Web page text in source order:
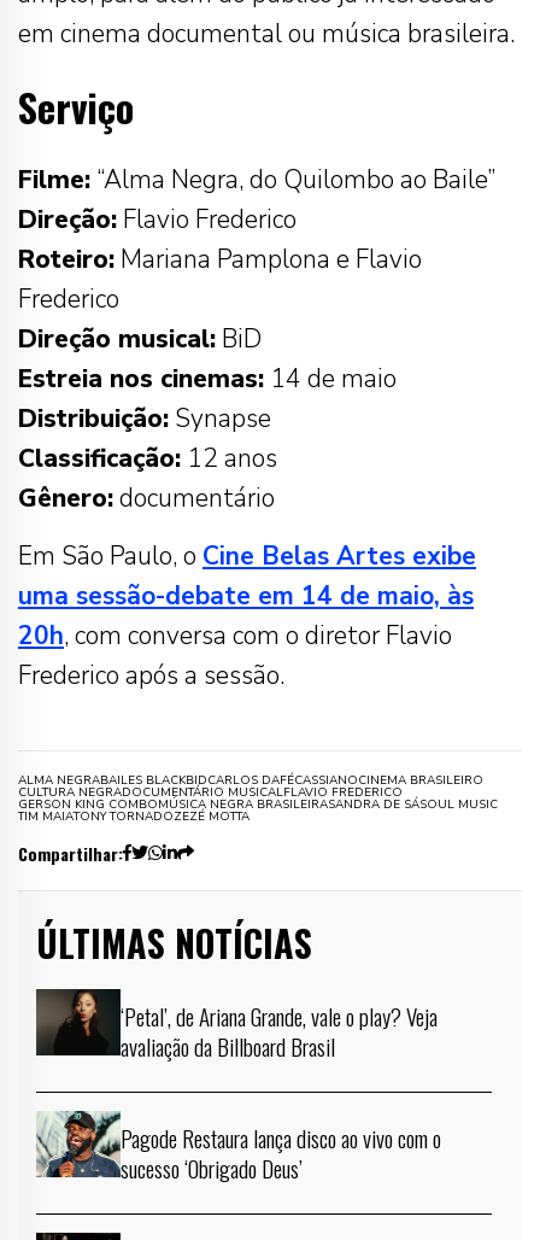
em cinema documental ou música brasileira.
Serviço
Filme: “Alma Negra, do Quilombo ao Baile”
Direção: Flavio Frederico
Roteiro: Mariana Pamplona e Flavio
Frederico
Direção musical: BiD
Estreia nos cinemas: 14 de maio
Distribuição: Synapse
Classificação: 12 anos
Gênero:documentário
Em São Paulo, o Cine Belas Artes exibe
uma sessão-debate em 14 de maio, às
20h, com conversa com o diretor Flavio
Frederico após a sessão.
ALMA NEGRABAILES BLACKBIDCARLOS DAFÉCASSIANOCINEMA BRASILEIRO
CULTURA NEGRADOCUMENTÁRIO MUSICALFLAVIO FREDERICO
GERSON KING COMBOMÚSICA NEGRA BRASILEIRASANDRA DE SÁSOUL MUSIC
TIM MAIATONY TORNADOZEZÉ MOTTA
Compartilhar:
ÚLTIMAS NOTÍCIAS
‘Petal’, de Ariana Grande, vale o play? Veja
avaliação da Billboard Brasil
Pagode Restaura lança disco ao vivo com o
sucesso ‘Obrigado Deus’